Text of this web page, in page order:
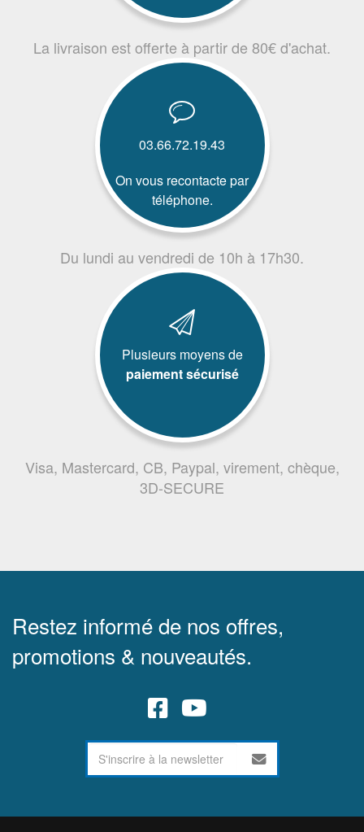
La livraison est offerte à partir de 80€ d'achat.
03.66.72.19.43
On vous recontacte par
téléphone.
Du lundi au vendredi de 10h à 17h30.
Plusieurs moyens de
paiement sécurisé
Visa, Mastercard, CB, Paypal, virement, chèque,
3D-SECURE
Restez informé de nos offres,
promotions & nouveautés.